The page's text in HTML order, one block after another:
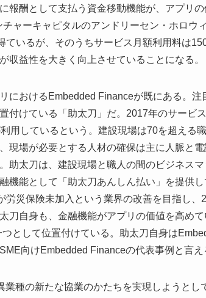
報酬として支払う資金移動機能が、アプリ
ャーキャピタルのアンドリーセン・ホロウ
ているが、そのうちサービス月額利用料は
収益性を大きく向上させていることになる。
におけるEmbedded Financeが既にある。
付けている「助太刀」だ。2017年のサービ
用しているという。建設現場は70を超える
現場が必要とする人材の確保は主に人脈と
助太刀は、建設現場と職人の間のビジネス
機能として「助太刀あんしん払い」を提供
労災保険未加入という業界の改善を目指し
刀自身も、金融機能がアプリの価値を高めて
つとして位置付けている。助太刀自身は
向けEmbedded Financeの代表事例と言え
業種の新たな協業のかたちを実現しようと